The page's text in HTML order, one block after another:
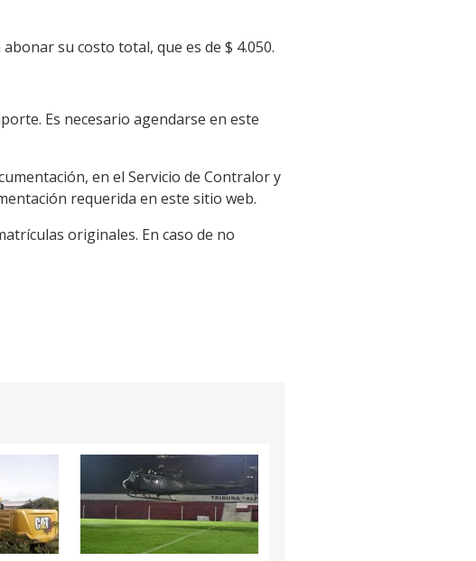
su costo total, que es de $ 4.050.
Es necesario agendarse en este
en el Servicio de Contralor y
requerida en este sitio web.
originales. En caso de no